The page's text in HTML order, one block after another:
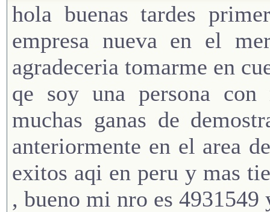
hola buenas tardes
empresa nueva en el
agradeceria tomarme en
qe soy una persona con
muchas ganas de
anteriormente en el area
exitos aqi en peru y mas
, bueno mi nro es